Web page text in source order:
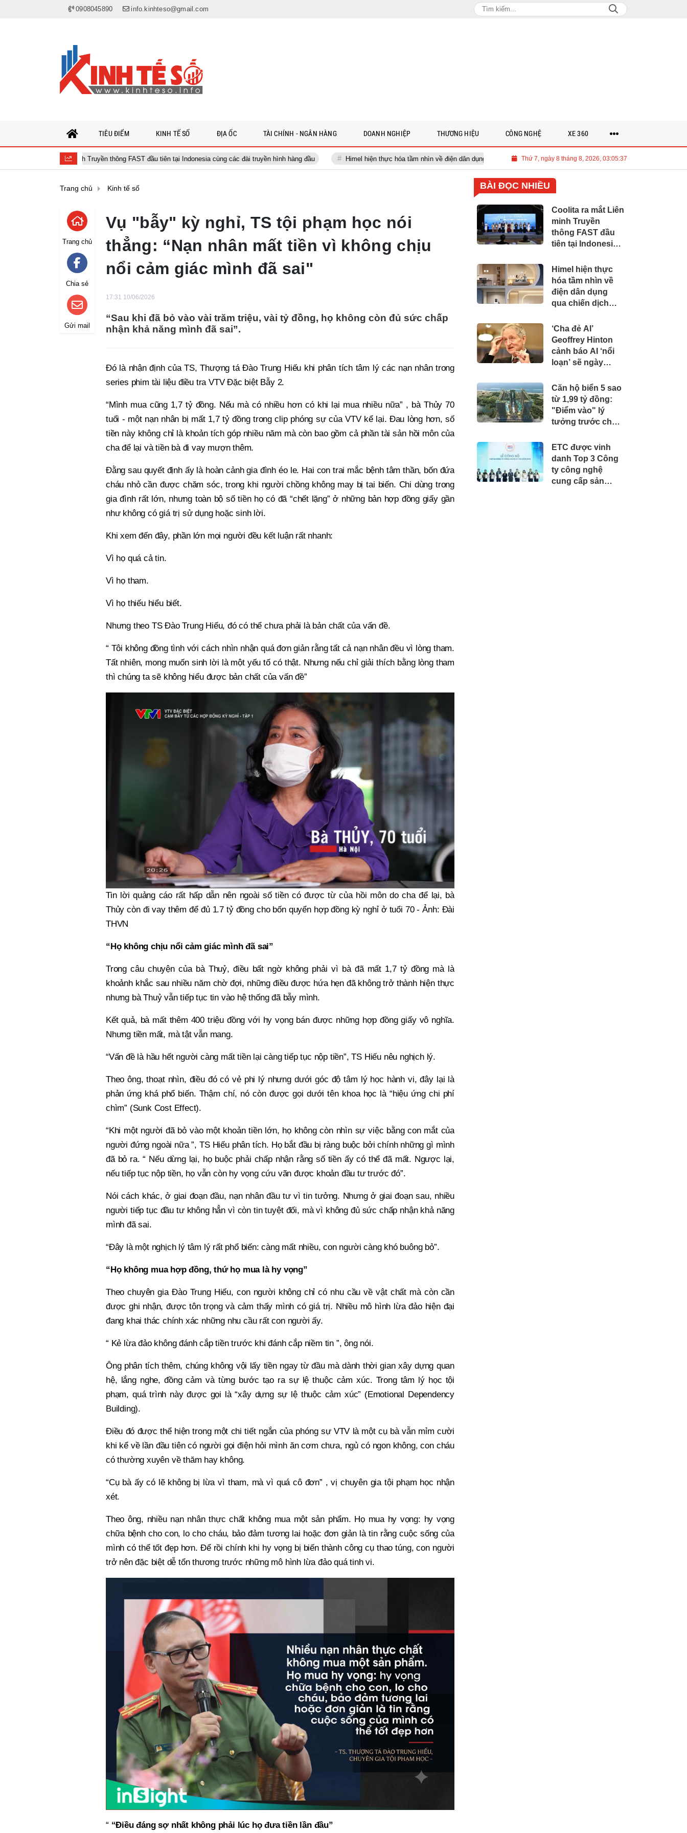
0908045890 info.kinhteso@gmail.com
Liên minh Truyền thông FAST đầu tiên tại Indonesia cùng các đài truyền hình hàng đầu Himel hiện thực hóa tầm nhìn về điện dân dụng qua chiến dịch Dream Home toàn cầu ‘Cha đẻ AI’ Geoffrey Hinton cảnh
Thứ 7, ngày 8 tháng 8, 2026, 03:05:38
TIÊU ĐIỂM KINH TẾ SỐ ĐỊA ỐC TÀI CHÍNH - NGÂN HÀNG DOANH NGHIỆP THƯƠNG HIỆU CÔNG NGHỆ XE 360
Trang chủ Kinh tế số
Trang chủ
Chia sẻ
Gửi mail
Vụ "bẫy" kỳ nghỉ, TS tội phạm học nói
thẳng: “Nạn nhân mất tiền vì không chịu
nổi cảm giác mình đã sai"
17:31 10/06/2026
“Sau khi đã bỏ vào vài trăm triệu, vài tỷ đồng, họ không còn đủ sức chấp
nhận khả năng mình đã sai”.
Đó là nhận định của TS, Thượng tá Đào Trung Hiếu khi phân tích tâm lý các nạn nhân trong
series phim tài liệu điều tra VTV Đặc biệt Bẫy 2.
“Mình mua cũng 1,7 tỷ đồng. Nếu mà có nhiều hơn có khi lại mua nhiều nữa” , bà Thủy 70
tuổi - một nạn nhân bị mất 1,7 tỷ đồng trong clip phóng sự của VTV kể lại. Đau lòng hơn, số
tiền này không chỉ là khoản tích góp nhiều năm mà còn bao gồm cả phần tài sản hồi môn của
cha để lại và tiền bà đi vay mượn thêm.
Đằng sau quyết định ấy là hoàn cảnh gia đình éo le. Hai con trai mắc bệnh tâm thần, bốn đứa
cháu nhỏ cần được chăm sóc, trong khi người chồng không may bị tai biến. Chi dùng trong
gia đình rất lớn, nhưng toàn bộ số tiền họ có đã “chết lặng” ở những bản hợp đồng giấy gần
như không có giá trị sử dụng hoặc sinh lời.
Khi xem đến đây, phần lớn mọi người đều kết luận rất nhanh:
Vì họ quá cả tin.
Vì họ tham.
Vì họ thiếu hiểu biết.
Nhưng theo TS Đào Trung Hiếu, đó có thể chưa phải là bản chất của vấn đề.
“ Tôi không đồng tình với cách nhìn nhận quá đơn giản rằng tất cả nạn nhân đều vì lòng tham.
Tất nhiên, mong muốn sinh lời là một yếu tố có thật. Nhưng nếu chỉ giải thích bằng lòng tham
thì chúng ta sẽ không hiểu được bản chất của vấn đề”
Tin lời quảng cáo rất hấp dẫn nên ngoài số tiền có được từ của hồi môn do cha để lại, bà
Thủy còn đi vay thêm để đủ 1.7 tỷ đồng cho bốn quyển hợp đồng kỳ nghỉ ở tuổi 70 - Ảnh: Đài
THVN
“Họ không chịu nổi cảm giác mình đã sai”
Trong câu chuyện của bà Thuỷ, điều bất ngờ không phải vì bà đã mất 1,7 tỷ đồng mà là
khoảnh khắc sau nhiều năm chờ đợi, những điều được hứa hẹn đã không trở thành hiện thực
nhưng bà Thuỷ vẫn tiếp tục tin vào hệ thống đã bẫy mình.
Kết quả, bà mất thêm 400 triệu đồng với hy vọng bán được những hợp đồng giấy vô nghĩa.
Nhưng tiền mất, mà tật vẫn mang.
“Vấn đề là hầu hết người càng mất tiền lại càng tiếp tục nộp tiền”, TS Hiếu nêu nghịch lý.
Theo ông, thoạt nhìn, điều đó có vẻ phi lý nhưng dưới góc độ tâm lý học hành vi, đây lại là
phản ứng khá phổ biến. Thậm chí, nó còn được gọi dưới tên khoa học là “hiệu ứng chi phí
chìm” (Sunk Cost Effect).
“Khi một người đã bỏ vào một khoản tiền lớn, họ không còn nhìn sự việc bằng con mắt của
người đứng ngoài nữa ”, TS Hiếu phân tích. Họ bắt đầu bị ràng buộc bởi chính những gì mình
đã bỏ ra. “ Nếu dừng lại, họ buộc phải chấp nhận rằng số tiền ấy có thể đã mất. Ngược lại,
nếu tiếp tục nộp tiền, họ vẫn còn hy vọng cứu vãn được khoản đầu tư trước đó”.
Nói cách khác, ở giai đoạn đầu, nạn nhân đầu tư vì tin tưởng. Nhưng ở giai đoạn sau, nhiều
người tiếp tục đầu tư không hẳn vì còn tin tuyệt đối, mà vì không đủ sức chấp nhận khả năng
mình đã sai.
“Đây là một nghịch lý tâm lý rất phổ biến: càng mất nhiều, con người càng khó buông bỏ”.
“Họ không mua hợp đồng, thứ họ mua là hy vọng”
Theo chuyên gia Đào Trung Hiếu, con người không chỉ có nhu cầu về vật chất mà còn cần
được ghi nhận, được tôn trọng và cảm thấy mình có giá trị. Nhiều mô hình lừa đảo hiện đại
đang khai thác chính xác những nhu cầu rất con người ấy.
“ Kẻ lừa đảo không đánh cắp tiền trước khi đánh cắp niềm tin ”, ông nói.
Ông phân tích thêm, chúng không vội lấy tiền ngay từ đầu mà dành thời gian xây dựng quan
hệ, lắng nghe, đồng cảm và từng bước tạo ra sự lệ thuộc cảm xúc. Trong tâm lý học tội
phạm, quá trình này được gọi là “xây dựng sự lệ thuộc cảm xúc” (Emotional Dependency
Building).
Điều đó được thể hiện trong một chi tiết ngắn của phóng sự VTV là một cụ bà vẫn mỉm cười
khi kể về lần đầu tiên có người gọi điện hỏi mình ăn cơm chưa, ngủ có ngon không, con cháu
có thường xuyên về thăm hay không.
“Cụ bà ấy có lẽ không bị lừa vì tham, mà vì quá cô đơn” , vị chuyên gia tội phạm học nhận
xét.
Theo ông, nhiều nạn nhân thực chất không mua một sản phẩm. Họ mua hy vọng: hy vọng
chữa bệnh cho con, lo cho cháu, bảo đảm tương lai hoặc đơn giản là tin rằng cuộc sống của
mình có thể tốt đẹp hơn. Để rồi chính khi hy vọng bị biến thành công cụ thao túng, con người
trở nên đặc biệt dễ tổn thương trước những mô hình lừa đảo quá tinh vi.
“ “Điều đáng sợ nhất không phải lúc họ đưa tiền lần đầu”
BÀI ĐỌC NHIỀU
Coolita ra mắt Liên
minh Truyền
thông FAST đầu
tiên tại Indonesia
truyền hình hàng
đầu
Himel hiện thực
hóa tầm nhìn về
điện dân dụng
qua chiến dịch
cầu
‘Cha đẻ AI’
Geoffrey Hinton
cảnh báo AI ‘nổi
loạn’ sẽ ngày
Căn hộ biển 5 sao
từ 1,99 tỷ đồng:
"Điểm vào" lý
tưởng trước chu
BĐS Vũng Tàu
ETC được vinh
danh Top 3 Công
ty công nghệ
cung cấp sản